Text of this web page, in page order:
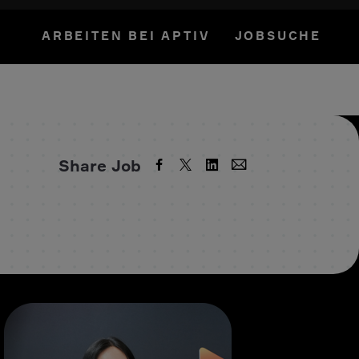
ARBEITEN BEI APTIV JOBSUCHE
Share Job